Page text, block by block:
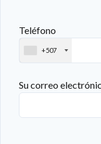
Teléfono
+507
Su correo